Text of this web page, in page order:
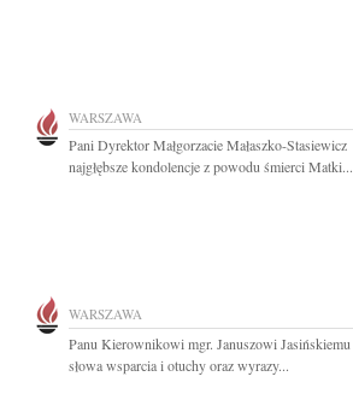
WARSZAWA
Pani Dyrektor Małgorzacie Małaszko-Stasiewicz
najgłębsze kondolencje z powodu śmierci Matki...
WARSZAWA
Panu Kierownikowi mgr. Januszowi Jasińskiemu
słowa wsparcia i otuchy oraz wyrazy...